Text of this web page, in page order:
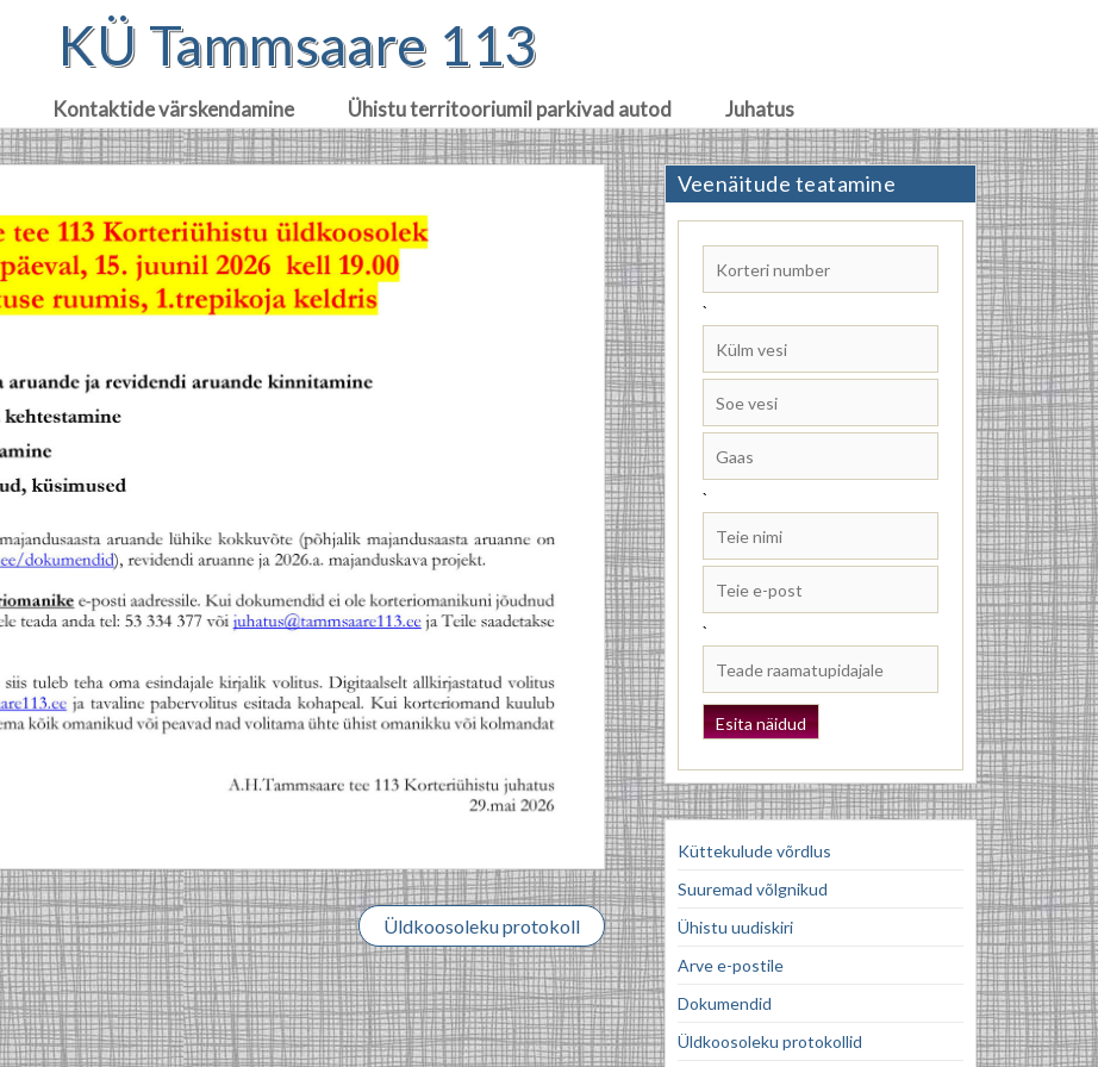
KÜ Tammsaare 113
Kontaktide värskendamine Ühistu territooriumil parkivad autod Juhatus
Üldkoosoleku protokoll
Veenäitude teatamine
`
`
`
Küttekulude võrdlus
Suuremad võlgnikud
Ühistu uudiskiri
Arve e-postile
Dokumendid
Üldkoosoleku protokollid